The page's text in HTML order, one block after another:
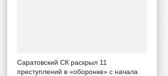
Саратовский СК раскрыл 11
преступлений в «оборонке» с начала